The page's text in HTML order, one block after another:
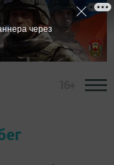
через